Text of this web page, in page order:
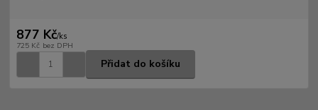
877 Kč/ks
725 Kč bez DPH
Přidat do košíku